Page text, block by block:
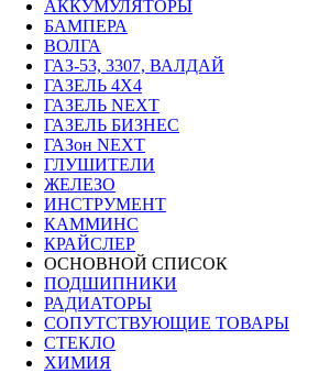
АККУМУЛЯТОРЫ
БАМПЕРА
ВОЛГА
ГАЗ-53, 3307, ВАЛДАЙ
ГАЗЕЛЬ 4Х4
ГАЗЕЛЬ NEXT
ГАЗЕЛЬ БИЗНЕС
ГАЗон NEXT
ГЛУШИТЕЛИ
ЖЕЛЕЗО
ИНСТРУМЕНТ
КАММИНС
КРАЙСЛЕР
ОСНОВНОЙ СПИСОК
ПОДШИПНИКИ
РАДИАТОРЫ
СОПУТСТВУЮЩИЕ ТОВАРЫ
СТЕКЛО
ХИМИЯ